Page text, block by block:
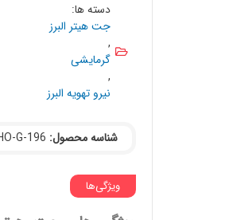
دسته ها:
جت هیتر البرز
,
گرمایشی
,
نیرو تهویه البرز
شناسه محصول: G-196
ویژگی‌ها